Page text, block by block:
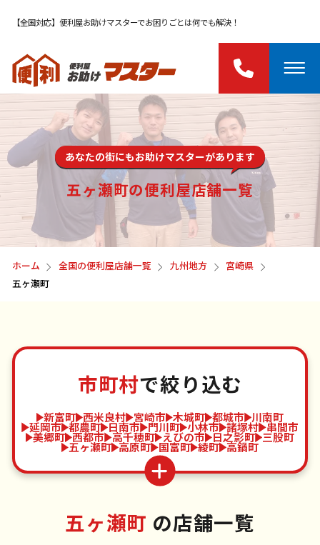
【全国対応】便利屋お助けマスターでお困りごとは何でも解決！
あなたの街にもお助けマスターがあります
五ヶ瀬町の便利屋店舗一覧
ホーム 全国の便利屋店舗一覧 九州地方
宮崎県
五ヶ瀬町
市町村で絞り込む
新富町 西米良村 宮崎市 木城町 都城市 川南町
延岡市 都農町 日南市 門川町 小林市 諸塚村 串間市
美郷町 西都市 高千穂町 えびの市 日之影町 三股町
五ヶ瀬町 高原町 国富町 綾町 高鍋町
五ヶ瀬町 の店舗一覧